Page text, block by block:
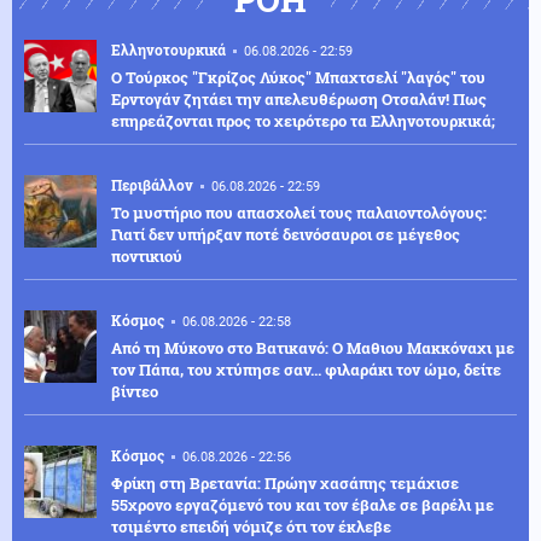
Ελληνοτουρκικά 06.08.2026 - 22:59
Ο Τούρκος "Γκρίζος Λύκος" Μπαχτσελί "λαγός" του
Ερντογάν ζητάει την απελευθέρωση Οτσαλάν! Πως
επηρεάζονται προς το χειρότερο τα Ελληνοτουρκικά;
Περιβάλλον 06.08.2026 - 22:59
Το μυστήριο που απασχολεί τους παλαιοντολόγους:
Γιατί δεν υπήρξαν ποτέ δεινόσαυροι σε μέγεθος
ποντικιού
Κόσμος 06.08.2026 - 22:58
Από τη Μύκονο στο Βατικανό: Ο Μαθιου Μακκόναχι με
τον Πάπα, του χτύπησε σαν... φιλαράκι τον ώμο, δείτε
βίντεο
Κόσμος 06.08.2026 - 22:56
Φρίκη στη Βρετανία: Πρώην χασάπης τεμάχισε
55χρονο εργαζόμενό του και τον έβαλε σε βαρέλι με
τσιμέντο επειδή νόμιζε ότι τον έκλεβε